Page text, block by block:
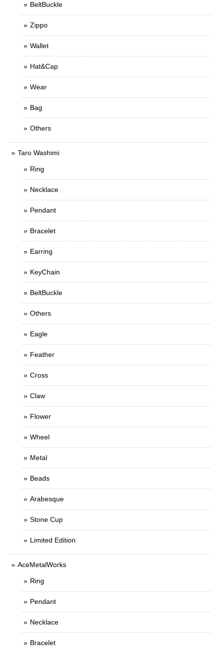
BeltBuckle
Zippo
Wallet
Hat&Cap
Wear
Bag
Others
Taro Washimi
Ring
Necklace
Pendant
Bracelet
Earring
KeyChain
BeltBuckle
Others
Eagle
Feather
Cross
Claw
Flower
Wheel
Metal
Beads
Arabesque
Stone Cup
Limited Edition
AceMetalWorks
Ring
Pendant
Necklace
Bracelet